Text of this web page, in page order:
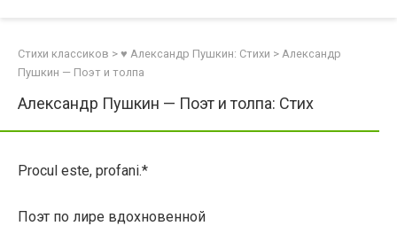
Стихи классиков > ♥ Александр Пушкин: Стихи > Александр
Пушкин — Поэт и толпа
Александр Пушкин — Поэт и толпа: Стих
Procul este, profani.*
Поэт по лире вдохновенной